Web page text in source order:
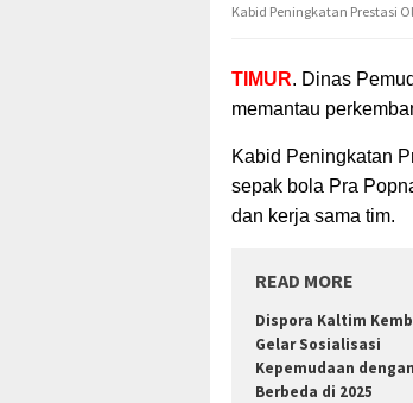
Kabid Peningkatan Prestasi
TIMUR. Dinas
memantau
Kabid Peningkatan
sepak bola Pra
dan kerja sama tim.
READ MORE
Dispora Kaltim
Gelar Sosialisasi
Kepemudaan
Berbeda di 2025